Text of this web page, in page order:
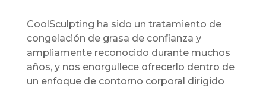
CoolSculpting ha sido un tratamiento de
congelación de grasa de confianza y
ampliamente reconocido durante muchos
años, y nos enorgullece ofrecerlo dentro de
un enfoque de contorno corporal dirigido